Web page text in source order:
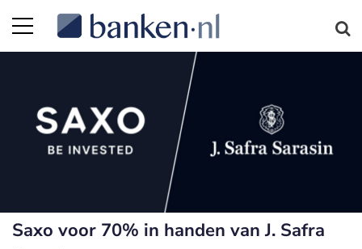
Saxo voor 70% in handen van J. Safra